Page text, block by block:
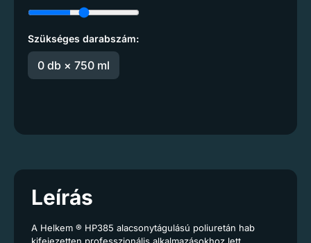
Szükséges darabszám:
0 db × 750 ml
Leírás
A Helkem ® HP385 alacsonytágulású poliuretán hab